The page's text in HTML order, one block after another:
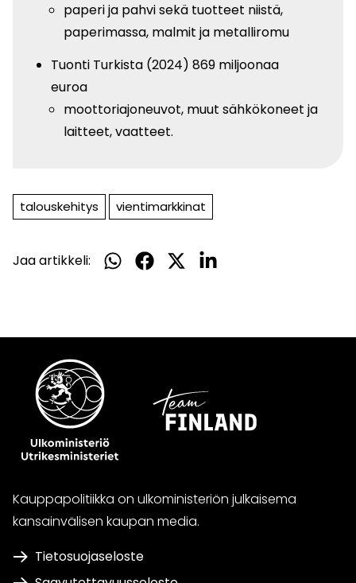
paperi ja pahvi sekä tuotteet niistä,
paperimassa, malmit ja metalliromu
Tuonti Turkista (2024) 869 miljoonaa
euroa
moottori­ajoneuvot, muut sähkökoneet ja
laitteet, vaatteet.
talouskehitys vientimarkkinat
Jaa artikkeli:
Jaa
Jaa
Jaa
Jaa
Kauppapolitiikka on ulkoministeriön julkaisema
kansainvälisen kaupan media.
Tietosuojaseloste